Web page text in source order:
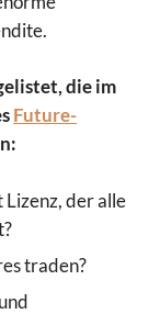
die im
Future-
Lizenz, der alle
traden?